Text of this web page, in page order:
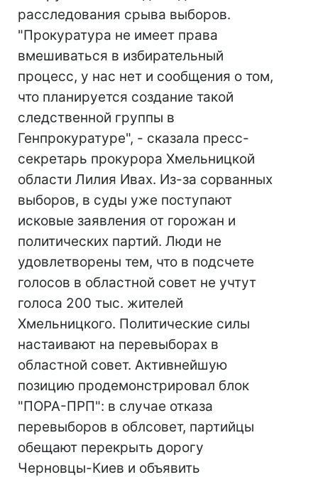
расследования срыва выборов.
"Прокуратура не имеет права
вмешиваться в избирательный
процесс, у нас нет и сообщения о том,
что планируется создание такой
следственной группы в
Генпрокуратуре", - сказала пресс-
секретарь прокурора Хмельницкой
области Лилия Ивах. Из-за сорванных
выборов, в суды уже поступают
исковые заявления от горожан и
политических партий. Люди не
удовлетворены тем, что в подсчете
голосов в областной совет не учтут
голоса 200 тыс. жителей
Хмельницкого. Политические силы
настаивают на перевыборах в
областной совет. Активнейшую
позицию продемонстрировал блок
"ПОРА-ПРП": в случае отказа
перевыборов в облсовет, партийцы
обещают перекрыть дорогу
Черновцы-Киев и объявить